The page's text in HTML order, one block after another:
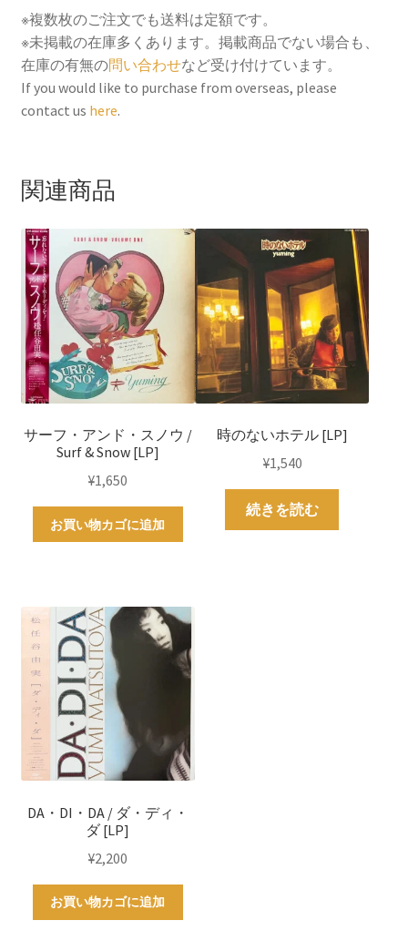
c
e
b
o
o
i
t
t
e
r
a
i
l
n
t
e
r
n
e
※複数枚のご注文でも送料は定額です。
※未掲載の在庫多くあります。掲載商品でない場合も、
在庫の有無の問い合わせなど受け付けています。
If you would like to purchase from overseas, please
contact us here.
関連商品
サーフ・アンド・スノウ /
Surf & Snow [LP]
¥1,650
お買い物カゴに追加
時のないホテル [LP]
¥1,540
続きを読む
DA・DI・DA / ダ・ディ・
ダ [LP]
¥2,200
お買い物カゴに追加